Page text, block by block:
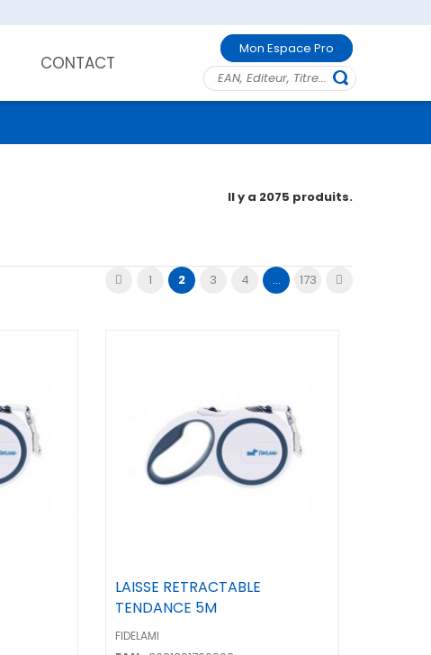
CONTACT
Mon Espace Pro
Il y a 2075 produits.
1 2 3 4 ... 173
LAISSE RETRACTABLE
TENDANCE 5M
FIDELAMI